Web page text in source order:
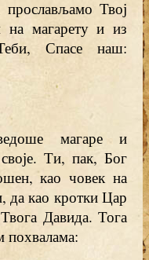
Твој
на магарету и из
Спасе наш:
магаре и
Ти, пак, Бог
као човек на
да као кротки Цар
Давида. Тога
похвалама: